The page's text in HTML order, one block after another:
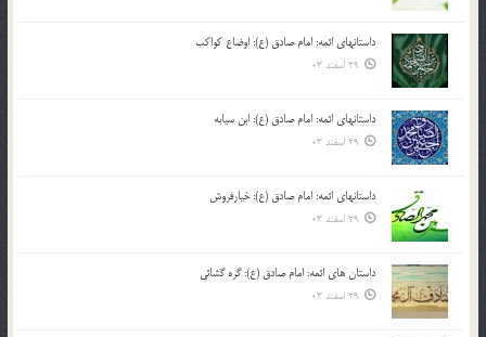
داستانهای ائمه: امام صادق (ع): اوضاع کواکب
29 اسفند 03
داستانهای ائمه: امام صادق (ع): ابن سیابه
29 اسفند 03
داستانهای ائمه: امام صادق (ع): خیارفروش
29 اسفند 03
داستان های ائمه: امام صادق (ع): گره گشائی
29 اسفند 03